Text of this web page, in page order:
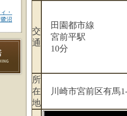
交
通
田園都市線
宮前平駅
10分
所
在
地
川崎市宮前区有馬
・
沼